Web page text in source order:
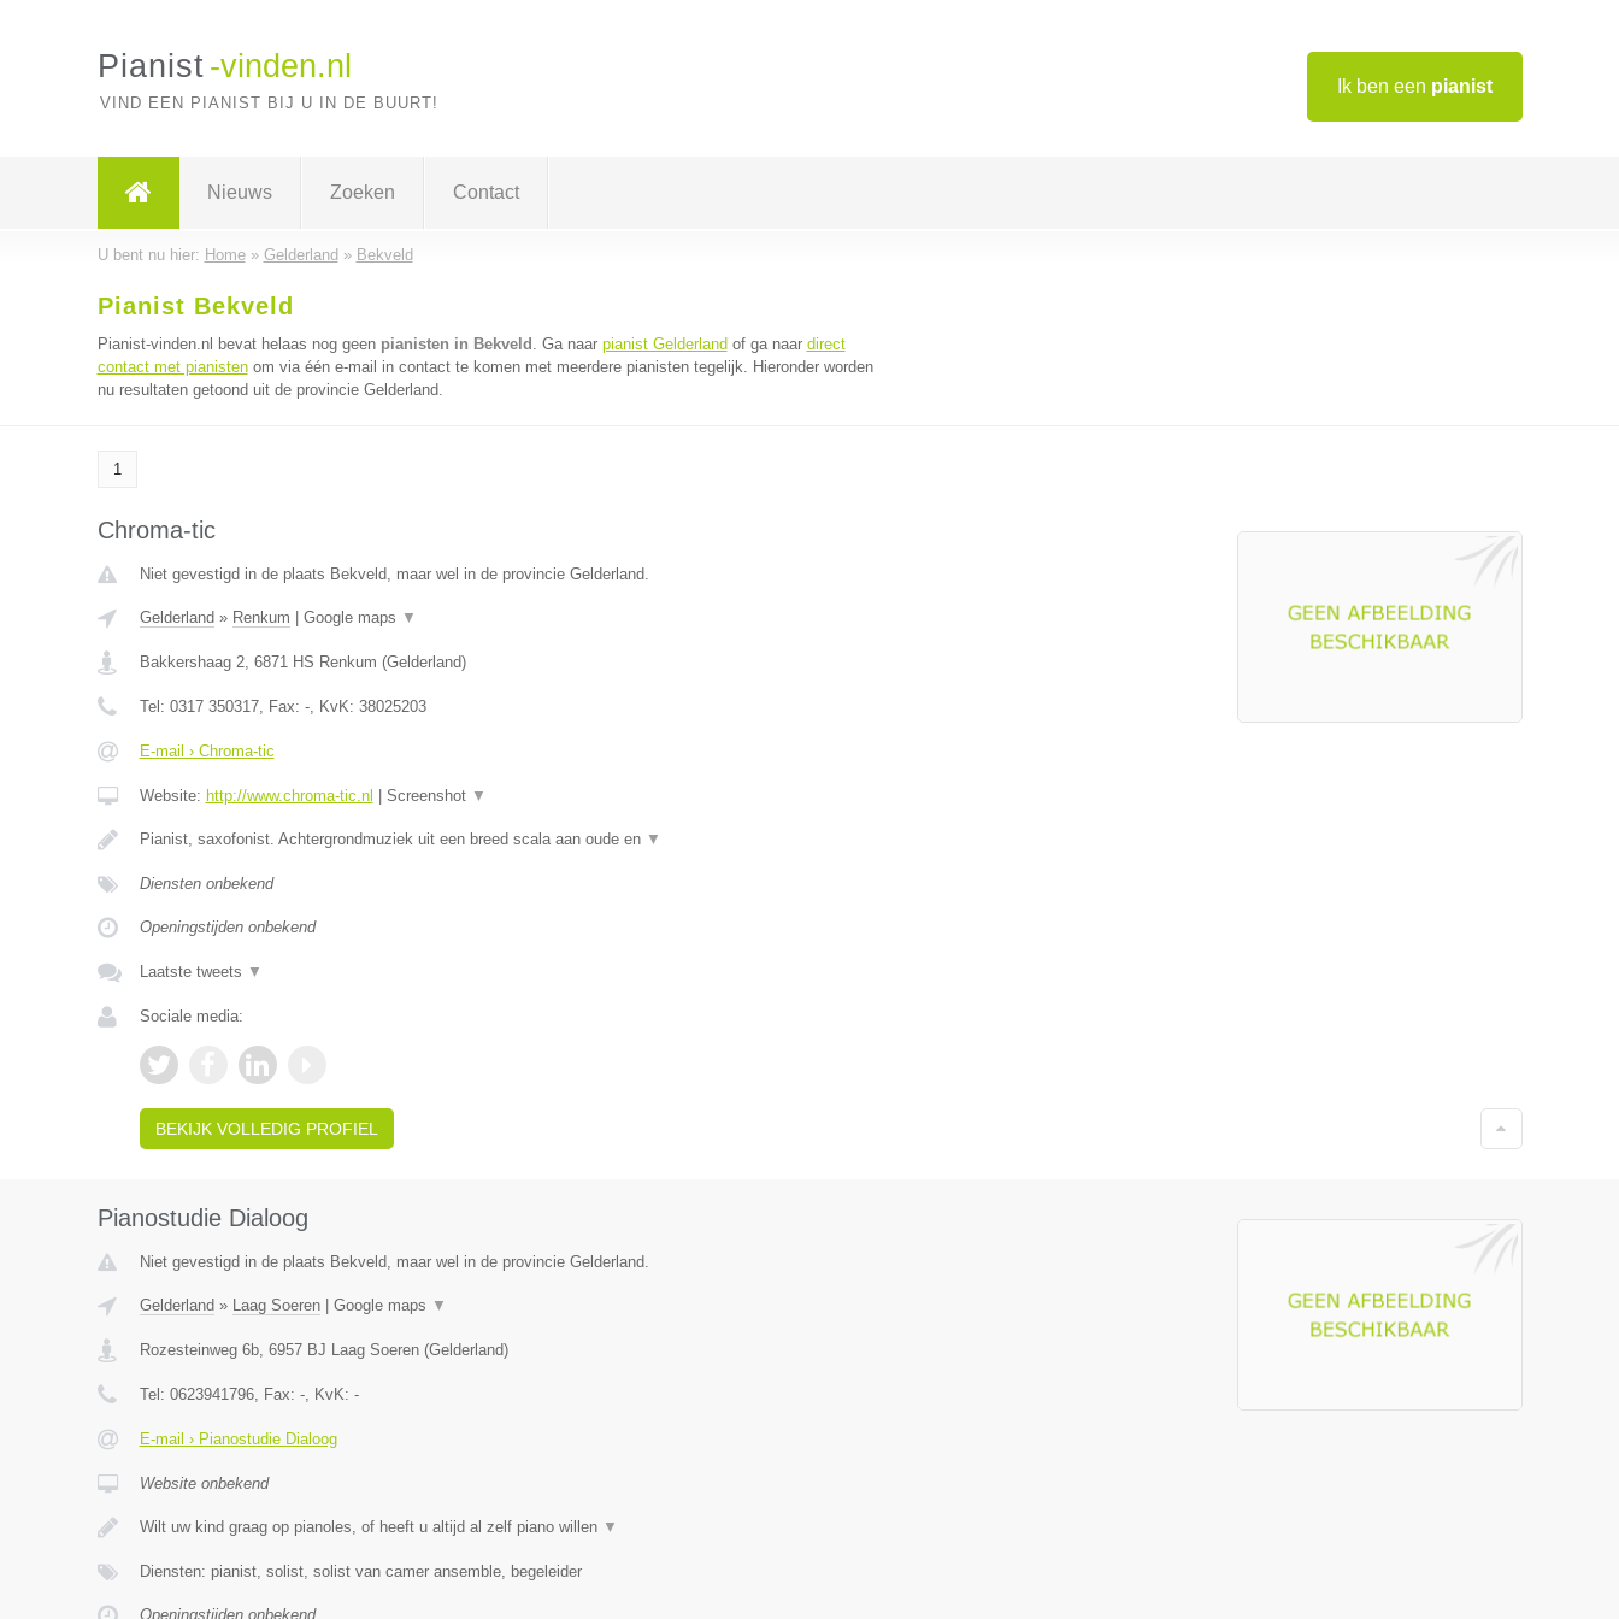
Ik ben een pianist
Pianist -vinden.nl
VIND EEN PIANIST BIJ U IN DE BUURT!
Nieuws Zoeken Contact
U bent nu hier: Home» Gelderland » Bekveld
Pianist Bekveld
Pianist-vinden.nl bevat helaas nog geen pianisten in Bekveld . Ga naar pianist Gelderland of ga naar direct
contact met pianistenom via één e-mail in contact te komen met meerdere pianisten tegelijk. Hieronder worden
nu resultaten getoond uit de provincie Gelderland.
1
Chroma-tic
Niet gevestigd in de plaats Bekveld, maar wel in de provincie Gelderland.
Gelderland » Renkum Google maps ▼
Bakkershaag 2, 6871 HS Renkum (Gelderland)
Tel: 0317 350317, Fax: -, KvK: 38025203
E-mail › Chroma-tic
Website: http://www.chroma-tic.nl Screenshot ▼
Pianist, saxofonist. Achtergrondmuziek uit een breed scala aan oude en ▼
Diensten onbekend
Openingstijden onbekend
Laatste tweets ▼
Sociale media:
BEKIJK VOLLEDIG PROFIEL
Pianostudie Dialoog
Niet gevestigd in de plaats Bekveld, maar wel in de provincie Gelderland.
Gelderland » Laag Soeren| Google maps ▼
Rozesteinweg 6b, 6957 BJ Laag Soeren(Gelderland)
Tel: 0623941796, Fax: -, KvK: -
E-mail › Pianostudie Dialoog
Website onbekend
Wilt uw kind graag op pianoles, of heeft u altijd al zelf piano willen ▼
Diensten: pianist, solist, solist van camer ansemble, begeleider
Openingstijden onbekend